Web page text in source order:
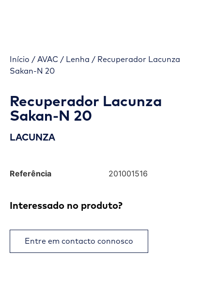
Início / AVAC / Lenha / Recuperador Lacunza
Sakan-N 20
Recuperador Lacunza
Sakan-N 20
LACUNZA
Referência 201001516
Interessado no produto?
Entre em contacto connosco